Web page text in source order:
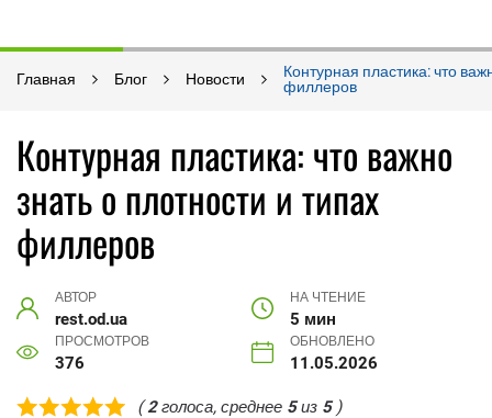
Главная Блог Новости
Контурная пластика: что
филлеров
Контурная пластика: что важно
знать о плотности и типах
филлеров
АВТОР
rest.od.ua
НА ЧТЕНИЕ
5 мин
ПРОСМОТРОВ
376
ОБНОВЛЕНО
11.05.2026
(2голоса, среднее 5из 5)